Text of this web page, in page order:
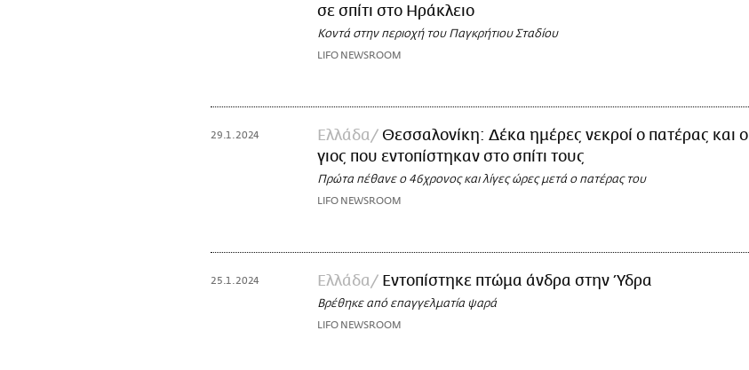
σε σπίτι στο Ηράκλειο
Κοντά στην περιοχή του Παγκρήτιου Σταδίου
LIFO NEWSROOM
29.1.2024 Ελλάδα
Θεσσαλονίκη: Δέκα ημέρες νεκροί ο πατέρας και ο
γιος που εντοπίστηκαν στο σπίτι τους
Πρώτα πέθανε ο 46χρονος και λίγες ώρες μετά ο πατέρας του
LIFO NEWSROOM
25.1.2024 Ελλάδα Εντοπίστηκε πτώμα άνδρα στην Ύδρα
Βρέθηκε από επαγγελματία ψαρά
LIFO NEWSROOM